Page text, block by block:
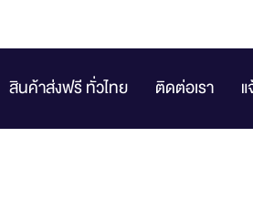
สินค้าส่งฟรี ทั่วไทย ติดต่อเรา